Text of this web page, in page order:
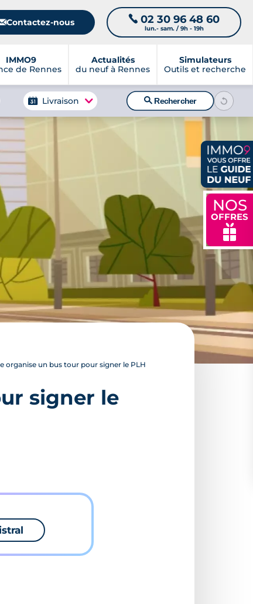
Contactez-nous 📞 02 30 96 48 60
lun.- sam. / 9h - 19h
IMMO9
de Rennes
Actualités
du neuf à Rennes
Simulateurs
Outils et recherche
NOS
OFFRES
🎁
Livraison 🔍Rechercher
organise un bus tour pour signer le PLH
signer le